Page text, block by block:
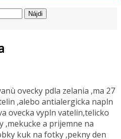
ovecky pdla zelania ,ma 27
,alebo antialergicka napln
ovecka vypln vatelin,telicko
,mekucke a prijemne na
kuk na fotky ,pekny den